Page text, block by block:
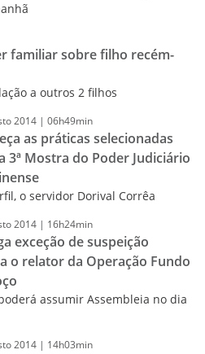
familiar sobre filho recém-
a outros 2 filhos
2014 | 06h49min
as práticas selecionadas
3ª Mostra do Poder Judiciário
o servidor Dorival Corrêa
2014 | 16h24min
exceção de suspeição
o relator da Operação Fundo
assumir Assembleia no dia
2014 | 14h03min